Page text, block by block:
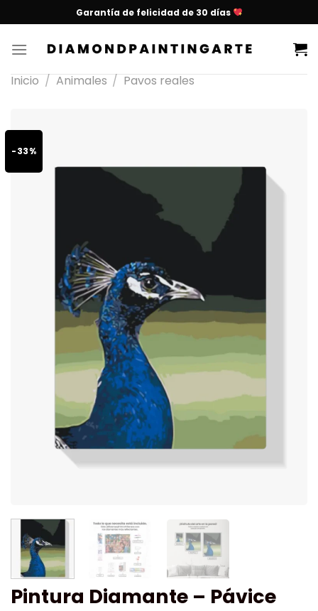
Garantía de felicidad de 30 días
Inicio / Animales / Pavos reales
-33%
Pintura Diamante – Pávice